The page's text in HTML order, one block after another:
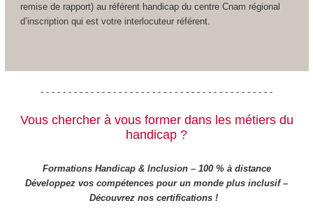
remise de rapport) au référent handicap du centre Cnam régional
d’inscription qui est votre interlocuteur référent.
- - - - - - - - - - - - - - - - - - - - - - - - - - - - - - - - - - - - - - - - - -
Vous chercher à vous former dans les métiers du
handicap ?
Formations Handicap & Inclusion – 100 % à distance
Développez vos compétences pour un monde plus inclusif –
Découvrez nos certifications !